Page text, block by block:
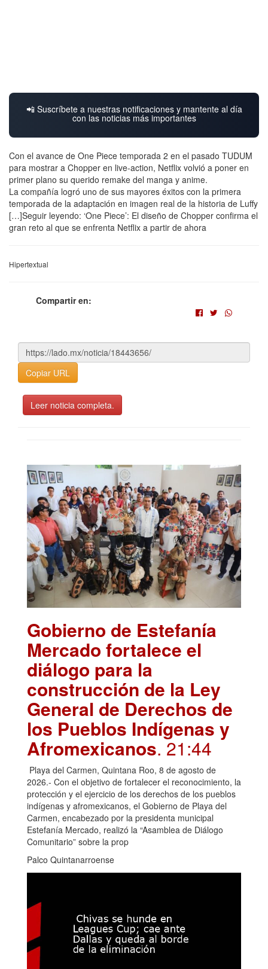
📲 Suscríbete a nuestras notificaciones y mantente al día
con las noticias más importantes
Con el avance de One Piece temporada 2 en el pasado TUDUM
para mostrar a Chopper en live-action, Netflix volvió a poner en
primer plano su querido remake del manga y anime.
La compañía logró uno de sus mayores éxitos con la primera
temporada de la adaptación en imagen real de la historia de Luffy
[…]Seguir leyendo: ‘One Piece’: El diseño de Chopper confirma el
gran reto al que se enfrenta Netflix a partir de ahora
Hipertextual
Compartir en:
Copiar URL
Leer noticia completa.
Gobierno de Estefanía
Mercado fortalece el
diálogo para la
construcción de la Ley
General de Derechos de
los Pueblos Indígenas y
Afromexicanos. 21:44
Playa del Carmen, Quintana Roo, 8 de agosto de
2026.- Con el objetivo de fortalecer el reconocimiento, la
protección y el ejercicio de los derechos de los pueblos
indígenas y afromexicanos, el Gobierno de Playa del
Carmen, encabezado por la presidenta municipal
Estefanía Mercado, realizó la “Asamblea de Diálogo
Comunitario” sobre la prop
Palco Quintanarroense